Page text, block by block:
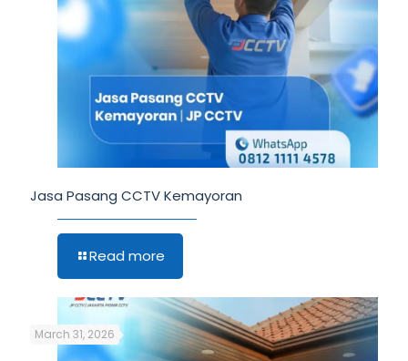
Jasa Pasang CCTV Kemayoran
Read more
March 31, 2026